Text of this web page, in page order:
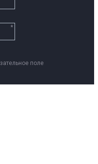
*
поле